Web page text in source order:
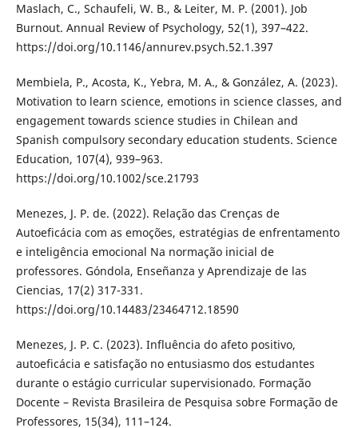
Maslach, C., Schaufeli, W. B., & Leiter, M. P. (2001). Job
Burnout. Annual Review of Psychology, 52(1), 397–422.
https://doi.org/10.1146/annurev.psych.52.1.397
Membiela, P., Acosta, K., Yebra, M. A., & González, A. (2023).
Motivation to learn science, emotions in science classes, and
engagement towards science studies in Chilean and
Spanish compulsory secondary education students. Science
Education, 107(4), 939–963.
https://doi.org/10.1002/sce.21793
Menezes, J. P. de. (2022). Relação das Crenças de
Autoeficácia com as emoções, estratégias de enfrentamento
e inteligência emocional Na normação inicial de
professores. Góndola, Enseñanza y Aprendizaje de las
Ciencias, 17(2) 317-331.
https://doi.org/10.14483/23464712.18590
Menezes, J. P. C. (2023). Influência do afeto positivo,
autoeficácia e satisfação no entusiasmo dos estudantes
durante o estágio curricular supervisionado. Formação
Docente – Revista Brasileira de Pesquisa sobre Formação de
Professores, 15(34), 111–124.